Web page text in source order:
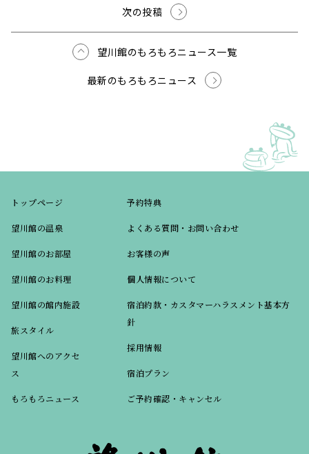
次の投稿
望川館のもろもろニュース一覧
最新のもろもろニュース
トップページ
望川館の温泉
望川館のお部屋
望川館のお料理
望川館の館内施設
旅スタイル
望川館へのアクセ
ス
もろもろニュース
予約特典
よくある質問・お問い合わせ
お客様の声
個人情報について
宿泊約款・カスタマーハラスメント基本方
針
採用情報
宿泊プラン
ご予約確認・キャンセル